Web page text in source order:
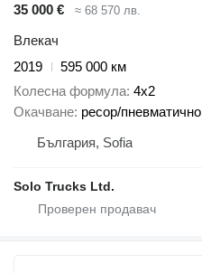
35 000 €
≈ 68 570 лв.
Влекач
2019
595 000 км
Колесна формула 4x2
Окачване ресор/пневматично
България, Sofia
Solo Trucks Ltd.